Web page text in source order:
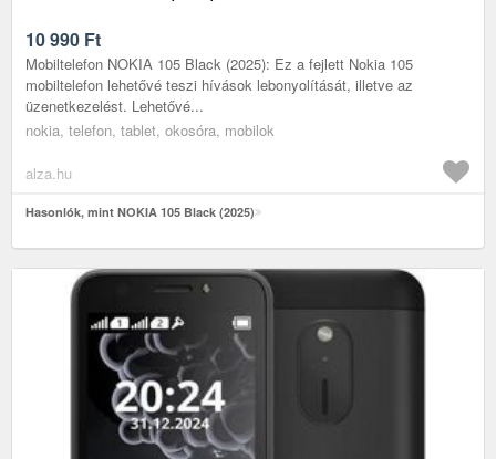
10 990 Ft
Mobiltelefon NOKIA 105 Black (2025): Ez a fejlett Nokia 105
mobiltelefon lehetővé teszi hívások lebonyolítását, illetve az
üzenetkezelést. Lehetővé...
nokia, telefon, tablet, okosóra, mobilok
alza.hu
Hasonlók, mint NOKIA 105 Black (2025)